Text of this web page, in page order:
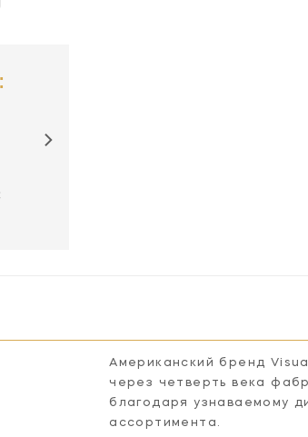
SL2000CH-WG
Американский бренд
через четверть века
благодаря узнаваемому
ассортимента.